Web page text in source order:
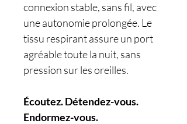
connexion stable, sans fil, avec
une autonomie prolongée. Le
tissu respirant assure un port
agréable toute la nuit, sans
pression sur les oreilles.
Écoutez. Détendez-vous.
Endormez-vous.